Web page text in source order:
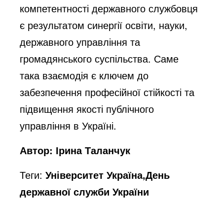
компетентності державного службовця
є результатом синергії освіти, науки,
державного управління та
громадянського суспільства. Саме
така взаємодія є ключем до
забезпечення професійної стійкості та
підвищення якості публічного
управління в Україні.
Автор: Ірина Таланчук
Теги:Університет Україна,День
державної служби України